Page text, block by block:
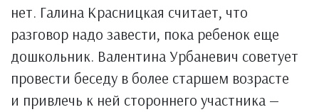
нет. Галина Красницкая считает, что
разговор надо завести, пока ребенок еще
дошкольник. Валентина Урбаневич советует
провести беседу в более старшем возрасте
и привлечь к ней стороннего участника —